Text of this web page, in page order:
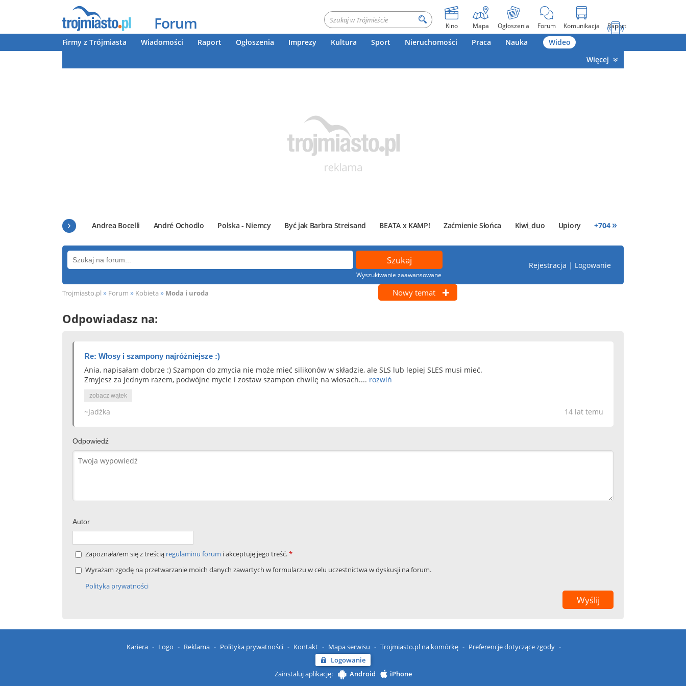
Forum Kino Mapa Ogłoszenia Forum Komunikacja Raport
Firmy z Trójmiasta Wiadomości Raport Ogłoszenia Imprezy Kultura Sport Nieruchomości Praca Nauka
Wideo
Więcej
Andrea Bocelli André Ochodlo Polska - Niemcy Być jak Barbra Streisand BEATA x KAMP! Zaćmienie Słońca Kiwi_duo Upiory +704 »
Wyszukiwanie zaawansowane
Rejestracja | Logowanie
Trojmiasto.pl » Forum » Kobieta » Moda i uroda Nowy temat
Odpowiadasz na:
Re: Włosy i szampony najróżniejsze :)
Ania, napisałam dobrze :) Szampon do zmycia nie może mieć silikonów w składzie, ale SLS lub lepiej SLES musi mieć.
Zmyjesz za jednym razem, podwójne mycie i zostaw szampon chwilę na włosach.... rozwiń
zobacz wątek
14 lat temu
~Jadźka
Odpowiedź
Autor
Zapoznała/em się z treścią regulaminu forum i akceptuję jego treść.*
Wyrażam zgodę na przetwarzanie moich danych zawartych w formularzu w celu uczestnictwa w dyskusji na forum.
Polityka prywatności
Kariera Logo Reklama Polityka prywatności Kontakt Mapa serwisu Trojmiasto.pl na komórkę
Preferencje dotyczące zgody
Logowanie
Zainstaluj aplikację:
Android
iPhone